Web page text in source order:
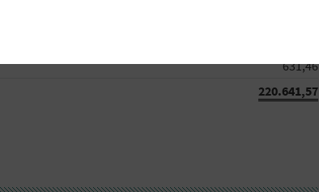
631,46
220.641,57